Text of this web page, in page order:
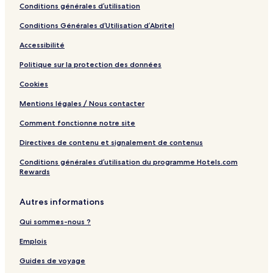
Conditions générales d’utilisation
Conditions Générales d’Utilisation d’Abritel
Accessibilité
Politique sur la protection des données
Cookies
Mentions légales / Nous contacter
Comment fonctionne notre site
Directives de contenu et signalement de contenus
Conditions générales d’utilisation du programme Hotels.com
Rewards
Autres informations
Qui sommes-nous ?
Emplois
Guides de voyage